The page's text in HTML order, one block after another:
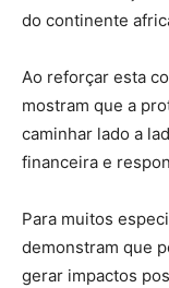
do continente
Ao reforçar esta
mostram que a
caminhar lado a
financeira e
Para muitos
demonstram que
gerar impactos